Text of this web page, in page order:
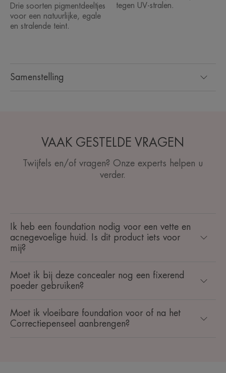
Samenstelling
Drie soorten pigmentdeeltjes
voor een natuurlijke, egale
en stralende teint.
tegen UV-stralen.
VAAK GESTELDE VRAGEN
Twijfels en/of vragen? Onze experts helpen u
verder.
Ik heb een foundation nodig voor een vette en
acnegevoelige huid. Is dit product iets voor
mij?
Moet ik bij deze concealer nog een fixerend
poeder gebruiken?
Moet ik vloeibare foundation voor of na het
Correctiepenseel aanbrengen?